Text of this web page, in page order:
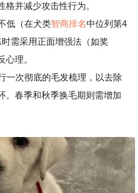
格并减少攻击性行为。
低（在犬类智商排名中位列第4
需采用正面增强法（如奖
理。
一次彻底的毛发梳理，以去除
。春季和秋季换毛期则需增加